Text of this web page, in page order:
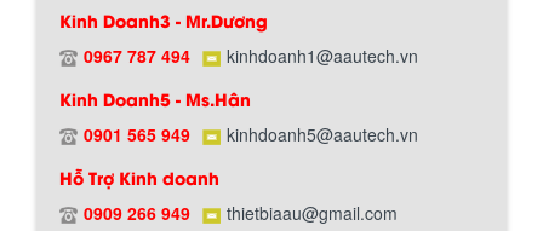
Kinh Doanh3 - Mr.Dương
0967 787 494 kinhdoanh1@aautech.vn
Kinh Doanh5 - Ms.Hân
0901 565 949 kinhdoanh5@aautech.vn
Hỗ Trợ Kinh doanh
0909 266 949 thietbiaau@gmail.com
Bồn chứa giải nhiệt sơn, mực in có cấu
tạo gồm 2 lớp inox và được dùng để
làm giảm nhiệt độ của nguyên...